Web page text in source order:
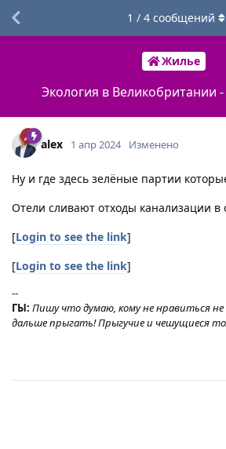
Жилье
Экология в Великобритании
1 / 4сообщений
alex 1 апр 2024 Изменено
Ну и где здесь зелёные партии
Отели сливают отходы канализации в
[Login to see the link]
[Login to see the link]
--
ГЫ: Пишу что думаю, кому не нравиться
дальше прыгать! Прыгучие и чешущиеся